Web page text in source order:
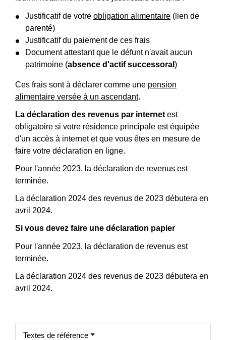
Justificatif de votre obligation alimentaire (lien de
parenté)
Justificatif du paiement de ces frais
Document attestant que le défunt n'avait aucun
patrimoine (absence d'actif successoral )
Ces frais sont à déclarer comme une pension
alimentaire versée à un ascendant.
La déclaration des revenus par internet est
obligatoire si votre résidence principale est équipée
d'un accès à internet et que vous êtes en mesure de
faire votre déclaration en ligne.
Pour l'année 2023, la déclaration de revenus est
terminée.
La déclaration 2024 des revenus de 2023 débutera en
avril 2024.
Si vous devez faire une déclaration papier
Pour l'année 2023, la déclaration de revenus est
terminée.
La déclaration 2024 des revenus de 2023 débutera en
avril 2024.
Textes de référence